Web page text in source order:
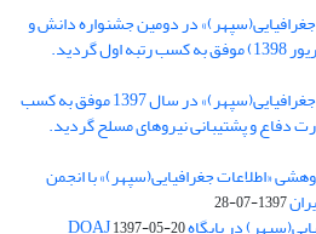
در دومین جشنواره دانش و
نشریه علمی - پژوهشی « اطلاعات جغرافیایی(سپهر)» در سال 1397 موفق به کسب
دفاع و پشتیبانی نیروهای مسلح گردید.
«اطلاعات جغرافیایی(سپهر)» با انجمن
1397-07-28